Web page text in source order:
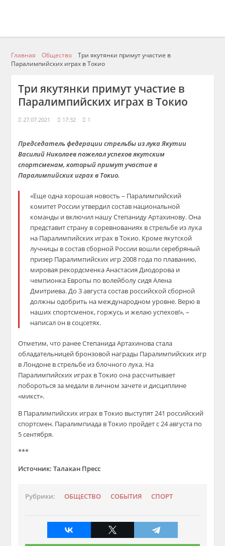
Главная Общество
Три якутянки примут участие в
Паралимпийских играх в Токио
Три якутянки примут участие в
Паралимпийских играх в Токио
27.07.2021 17:32 1
Председатель федерации стрельбы из лука Якутии
Василий Николаев пожелал успехов якутским
спортсменам, который примут участие в
Паралимпийских играх в Токио.
«Еще одна хорошая новость – Паралимпийский
комитет России утвердил состав национальной
команды и включил нашу Степаниду Артахинову. Она
представит страну в соревнованиях в стрельбе из лука
на Паралимпийских играх в Токио. Кроме якутской
лучницы в состав сборной России вошли серебряный
призер Паралимпийских игр 2008 года по плаванию,
мировая рекордсменка Анастасия Диодорова и
чемпионка Европы по волейболу сидя Алена
Дмитриева. До 3 августа состав российской сборной
должны одобрить на международном уровне. Верю в
наших спортсменок, горжусь и желаю успехов!», –
написал он в соцсетях.
Отметим, что ранее Степанида Артахинова стала
обладательницей бронзовой награды Паралимпийских игр
в Лондоне в стрельбе из блочного лука. На
Паралимпийских играх в Токио она рассчитывает
побороться за медали в личном зачете и дисциплине
«микст».
В Паралимпийских играх в Токио выступят 241 российский
спортсмен. Паралимпиада в Токио пройдет с 24 августа по
5 сентября.
***
Источник: Талакан Пресс
Рубрики: ОБЩЕСТВО СОБЫТИЯ СПОРТ